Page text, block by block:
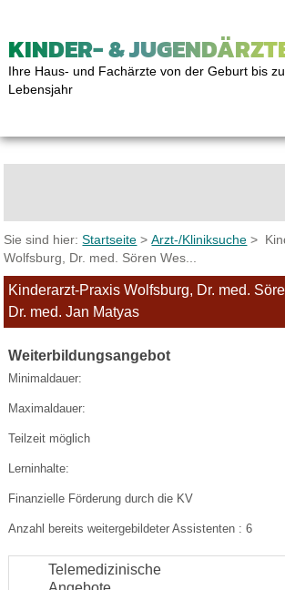
KINDER- &
Ihre Haus- und Fachärzte von der Geburt bis
Lebensjahr
Sie sind hier:Startseite >Arzt-/Kliniksuche >
Wolfsburg, Dr. med. Sören Wes...
Kinderarzt-Praxis Wolfsburg, Dr. med.
Dr. med. Jan Matyas
Weiterbildungsangebot
Minimaldauer:
Maximaldauer:
Teilzeit möglich
Lerninhalte:
Finanzielle Förderung durch die KV
Anzahl bereits weitergebildeter Assistenten : 6
Telemedizinische